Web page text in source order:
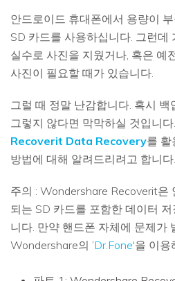
UBackit - 데이터 백업
안드로이드 휴대폰에서 용량이
SD 카드를 사용하십니다. 그런데
실수로 사진을 지웠거나, 혹은 예
사진이 필요할 때가 있습니다.
그럴 때 정말 난감합니다. 혹시
그렇지 않다면 막막하실 것입니
Recoverit Data Recovery를 활
방법에 대해 알려드리려고 합니다.
주의 : Wondershare Recoverit은
되는 SD 카드를 포함한 데이터
니다. 만약 핸드폰 자체에 문제가
Wondershare의 ’Dr.Fone'을 이용